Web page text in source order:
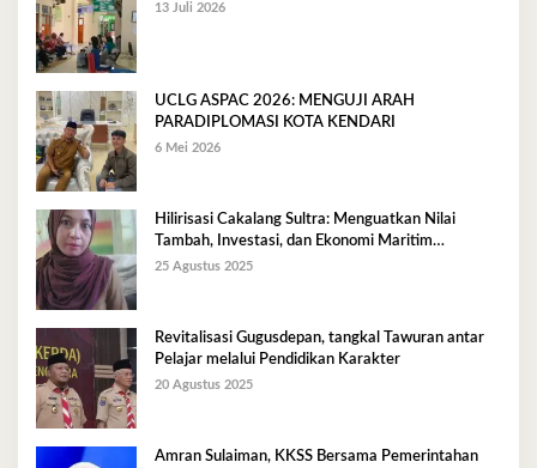
13 Juli 2026
UCLG ASPAC 2026: MENGUJI ARAH
PARADIPLOMASI KOTA KENDARI
6 Mei 2026
Hilirisasi Cakalang Sultra: Menguatkan Nilai
Tambah, Investasi, dan Ekonomi Maritim
Berkelanjutan
25 Agustus 2025
Revitalisasi Gugusdepan, tangkal Tawuran antar
Pelajar melalui Pendidikan Karakter
20 Agustus 2025
Amran Sulaiman, KKSS Bersama Pemerintahan